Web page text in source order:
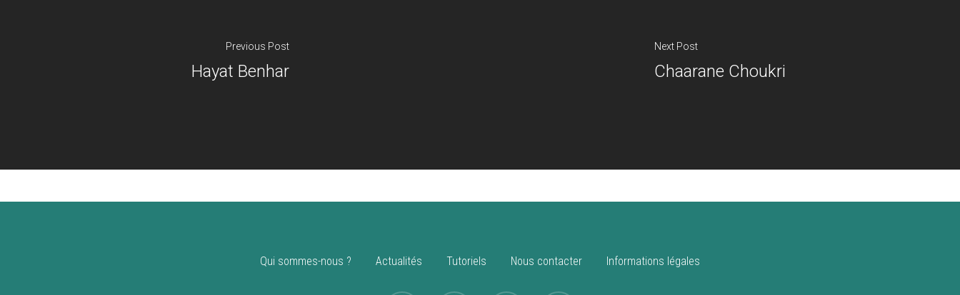
Previous Post
Hayat Benhar
Next Post
Chaarane Choukri
Qui sommes-nous ? Actualités Tutoriels Nous contacter Informations légales